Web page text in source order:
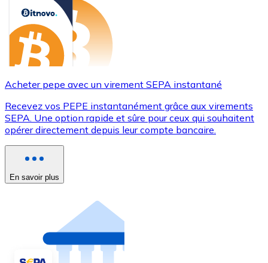
Acheter pepe avec un virement SEPA instantané
Recevez vos PEPE instantanément grâce aux virements
SEPA. Une option rapide et sûre pour ceux qui souhaitent
opérer directement depuis leur compte bancaire.
En savoir plus